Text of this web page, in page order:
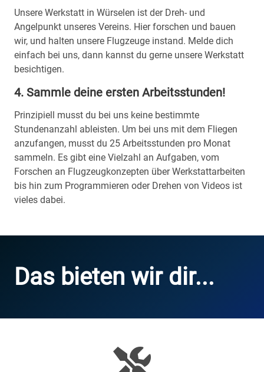
Unsere Werkstatt in Würselen ist der Dreh- und
Angelpunkt unseres Vereins. Hier forschen und bauen
wir, und halten unsere Flugzeuge instand. Melde dich
einfach bei uns, dann kannst du gerne unsere Werkstatt
besichtigen.
4. Sammle deine ersten Arbeitsstunden!
Prinzipiell musst du bei uns keine bestimmte
Stundenanzahl ableisten. Um bei uns mit dem Fliegen
anzufangen, musst du 25 Arbeitsstunden pro Monat
sammeln. Es gibt eine Vielzahl an Aufgaben, vom
Forschen an Flugzeugkonzepten über Werkstattarbeiten
bis hin zum Programmieren oder Drehen von Videos ist
vieles dabei.
Das bieten wir dir...